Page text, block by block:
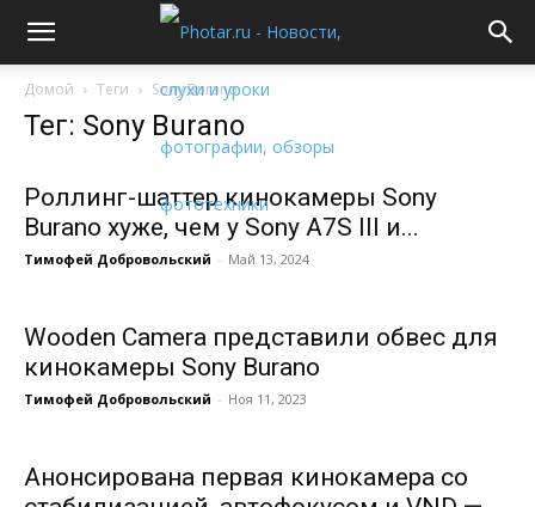
Домой Теги Sony Burano
Тег: Sony Burano
Роллинг-шаттер кинокамеры Sony
Burano хуже, чем у Sony A7S III и...
Тимофей Добровольский - Май 13, 2024
Wooden Camera представили обвес для
кинокамеры Sony Burano
Тимофей Добровольский - Ноя 11, 2023
Анонсирована первая кинокамера cо